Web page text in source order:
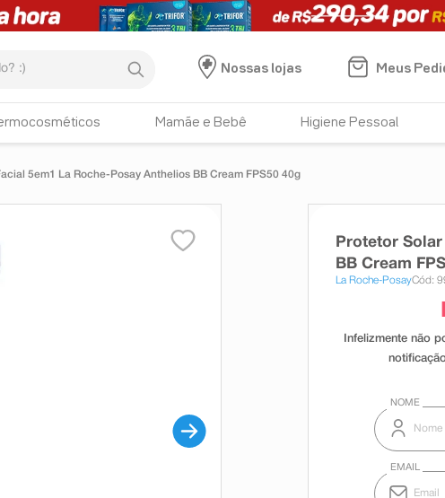
Nossas lojas
Meus
Mamãe e Bebê Higiene Pessoal
5em1 La Roche-Posay Anthelios BB Cream FPS50 40g
Protetor
BB Cream
La Roche-PosayCód: